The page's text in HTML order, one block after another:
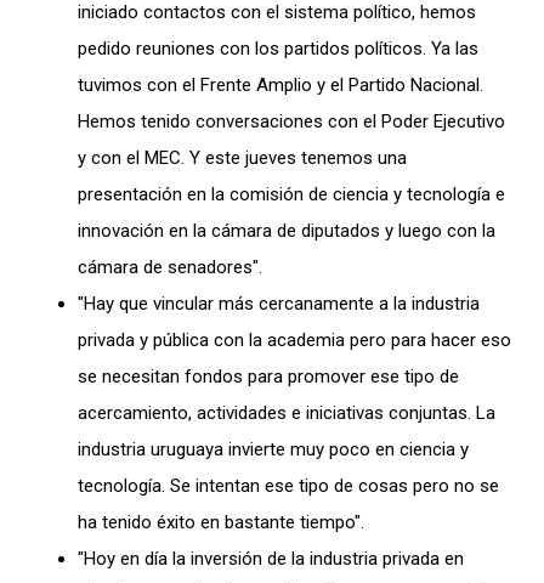
iniciado contactos con el sistema político, hemos
pedido reuniones con los partidos políticos. Ya las
tuvimos con el Frente Amplio y el Partido Nacional.
Hemos tenido conversaciones con el Poder Ejecutivo
y con el MEC. Y este jueves tenemos una
presentación en la comisión de ciencia y tecnología e
innovación en la cámara de diputados y luego con la
cámara de senadores".
"Hay que vincular más cercanamente a la industria
privada y pública con la academia pero para hacer eso
se necesitan fondos para promover ese tipo de
acercamiento, actividades e iniciativas conjuntas. La
industria uruguaya invierte muy poco en ciencia y
tecnología. Se intentan ese tipo de cosas pero no se
ha tenido éxito en bastante tiempo".
"Hoy en día la inversión de la industria privada en